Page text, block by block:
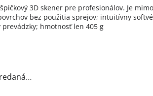
3D skener pre profesionálov. Je
bez použitia sprejov; intuitívny
hmotnosť len 405 g